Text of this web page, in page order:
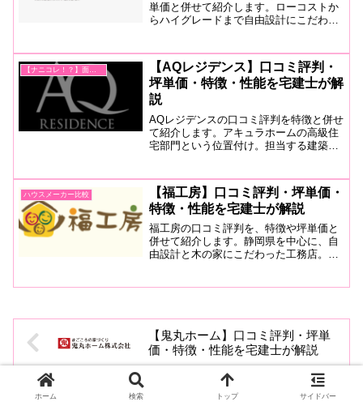
単価と併せて紹介します。ローコストか
らハイグレードまで自由設計にこだわり
ポートがあったりと大手顔負けの 要チ
ェック工務店です。
【AQレジデンス】口コミ評判・
坪単価・特徴・性能を宅建士が解
説
AQレジデンスの口コミ評判を特徴と併せ
て紹介します。アキュラホームの高級住
宅部門という位置付け。担当する建築家
ザイン邸宅を手がける。住宅性能はアキ
ュラホームで培った技術を盛り込み安心
感も兼ね備える住宅。
ハウスメーカー比較
【福工房】口コミ評判・坪単価・
特徴・性能を宅建士が解説
福工房の口コミ評判を、特徴や坪単価と
併せて紹介します。静岡県を中心に、自
由設計と木の家にこだわった工務店。ヒ
【鬼丸ホーム】口コミ評判・坪単
価・特徴・性能を宅建士が解説
免震構造と耐震構造の違いとその必
ホーム 検索 トップ サイドバー